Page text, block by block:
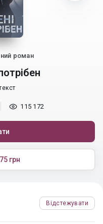
роман
115 172
75 грн
Відстежувати